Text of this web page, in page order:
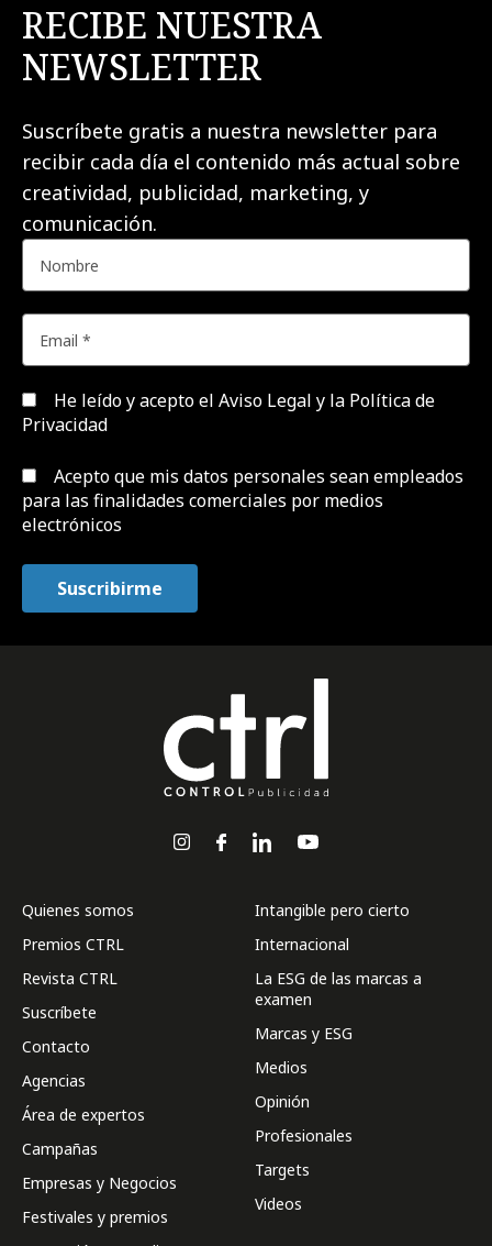
RECIBE NUESTRA
NEWSLETTER
Suscríbete gratis a nuestra newsletter para
recibir cada día el contenido más actual sobre
creatividad, publicidad, marketing, y
comunicación.
He leído y acepto el Aviso Legal y la Política de
Privacidad
Acepto que mis datos personales sean empleados
para las finalidades comerciales por medios
electrónicos
Quienes somos
Premios CTRL
Revista CTRL
Suscríbete
Contacto
Agencias
Área de expertos
Campañas
Empresas y Negocios
Festivales y premios
Intangible pero cierto
Internacional
La ESG de las marcas a
examen
Marcas y ESG
Medios
Opinión
Profesionales
Targets
Videos